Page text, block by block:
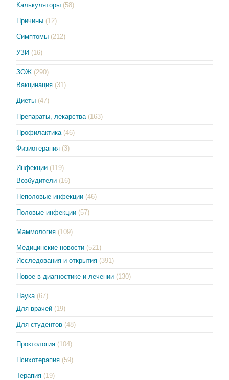
Калькуляторы (58)
Причины (12)
Симптомы (212)
УЗИ (16)
ЗОЖ (290)
Вакцинация (31)
Диеты (47)
Препараты, лекарства (163)
Профилактика (46)
Физиотерапия (3)
Инфекции (119)
Возбудители (16)
Неполовые инфекции (46)
Половые инфекции (57)
Маммология (109)
Медицинские новости (521)
Исследования и открытия (391)
Новое в диагностике и лечении (130)
Наука (67)
Для врачей (19)
Для студентов (48)
Проктология (104)
Психотерапия (59)
Терапия (19)